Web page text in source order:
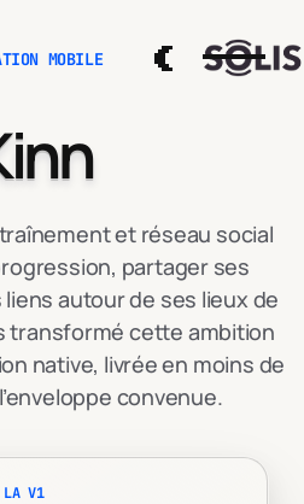
MOBILE
et réseau social
partager ses
autour de ses lieux de
transformé cette ambition
native, livrée en moins de
convenue.
LA V1